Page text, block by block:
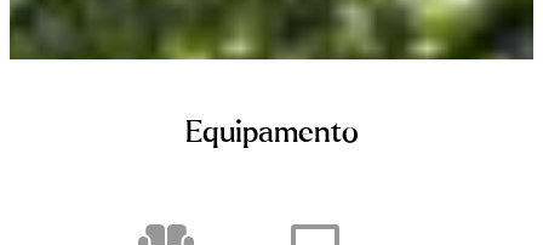
Equipamento